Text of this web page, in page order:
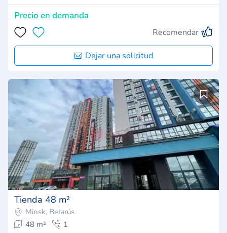
Precio en demanda
Recomendar
Dejar una solicitud
Tienda 48 m²
Minsk, Belarús
48 m²
1